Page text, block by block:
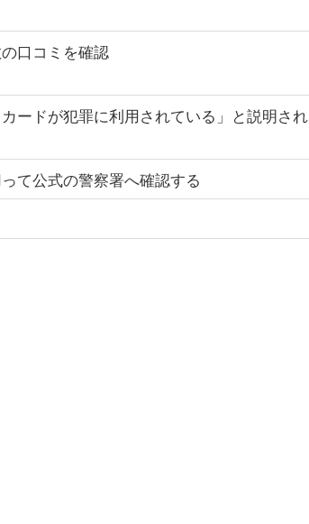
口コミを確認
ードが犯罪に利用されている」と説明され
て公式の警察署へ確認する